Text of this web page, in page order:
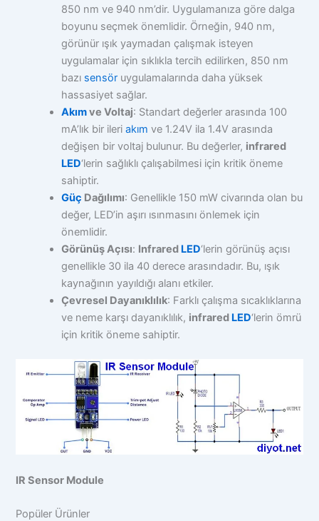
850 nm ve 940 nm’dir. Uygulamanıza göre dalga
boyunu seçmek önemlidir. Örneğin, 940 nm,
görünür ışık yaymadan çalışmak isteyen
uygulamalar için sıklıkla tercih edilirken, 850 nm
bazı sensör uygulamalarında daha yüksek
hassasiyet sağlar.
Akımve Voltaj: Standart değerler arasında 100
mA’lık bir ileriakım ve 1.24V ila 1.4V arasında
değişen bir voltaj bulunur. Bu değerler, infrared
LED‘lerin sağlıklı çalışabilmesi için kritik öneme
sahiptir.
Güç Dağılımı: Genellikle 150 mW civarında olan bu
değer, LED’in aşırı ısınmasını önlemek için
önemlidir.
Görünüş Açısı: Infrared LED‘lerin görünüş açısı
genellikle 30 ila 40 derece arasındadır. Bu, ışık
kaynağının yayıldığı alanı etkiler.
Çevresel Dayanıklılık: Farklı çalışma sıcaklıklarına
ve neme karşı dayanıklılık, infrared LED‘lerin ömrü
için kritik öneme sahiptir.
IR Sensor Module
Popüler Ürünler